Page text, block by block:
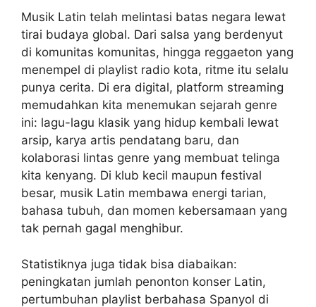
Musik Latin telah melintasi batas negara lewat
tirai budaya global. Dari salsa yang berdenyut
di komunitas komunitas, hingga reggaeton yang
menempel di playlist radio kota, ritme itu selalu
punya cerita. Di era digital, platform streaming
memudahkan kita menemukan sejarah genre
ini: lagu-lagu klasik yang hidup kembali lewat
arsip, karya artis pendatang baru, dan
kolaborasi lintas genre yang membuat telinga
kita kenyang. Di klub kecil maupun festival
besar, musik Latin membawa energi tarian,
bahasa tubuh, dan momen kebersamaan yang
tak pernah gagal menghibur.
Statistiknya juga tidak bisa diabaikan:
peningkatan jumlah penonton konser Latin,
pertumbuhan playlist berbahasa Spanyol di